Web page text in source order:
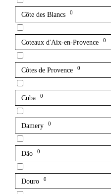
Côte des Blancs 0
Coteaux d'Aix-en-Provence 0
Côtes de Provence 0
Cuba 0
Damery 0
Dão 0
Douro 0